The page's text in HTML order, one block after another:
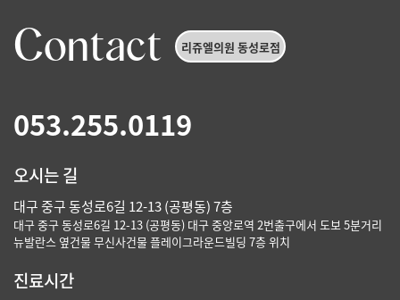
Contact 리쥬엘의원 동성로점
053.255.0119
진료시간
오시는 길
대구 중구 동성로6길 12-13 (공평동) 7층
대구 중구 동성로6길 12-13 (공평동) 대구 중앙로역 2번출구에서 도보 5분거리
뉴발란스 옆건물 무신사건물 플레이그라운드빌딩 7층 위치